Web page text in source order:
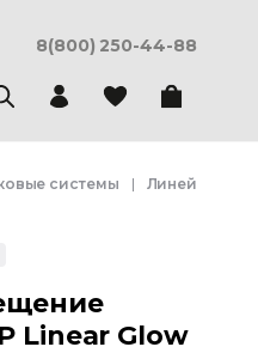
8(800) 250-44-88
системы Линейное
Linear Glow